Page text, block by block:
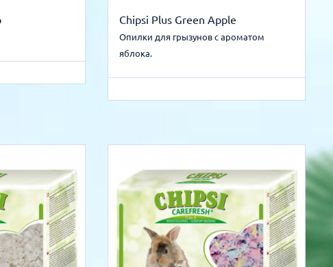
Chipsi Plus Green Apple
Опилки для грызунов с ароматом
яблока.